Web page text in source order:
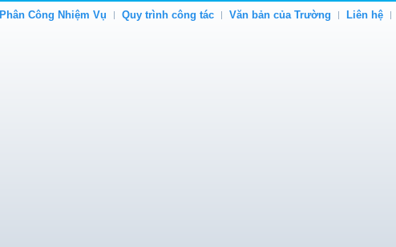
Phân Công Nhiệm Vụ Quy trình công tác Văn bản của Trường Liên hệ